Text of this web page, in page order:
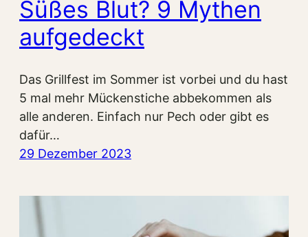
Süßes Blut? 9 Mythen
aufgedeckt
Das Grillfest im Sommer ist vorbei und du hast
5 mal mehr Mückenstiche abbekommen als
alle anderen. Einfach nur Pech oder gibt es
dafür…
29 Dezember 2023